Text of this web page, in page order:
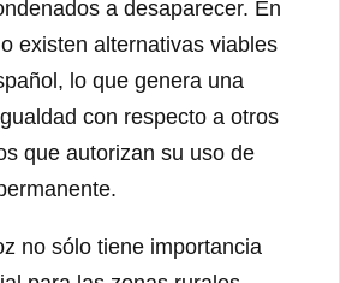
a desaparecer. En
existen alternativas viables
lo que genera una
con respecto a otros
que autorizan su uso de
no sólo tiene importancia